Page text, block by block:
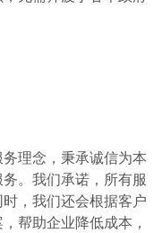
理念，秉承诚信为本
。我们承诺，所有服
，我们还会根据客户
帮助企业降低成本，